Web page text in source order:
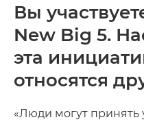
Вы
New Big 5.
эта
относятся
«Люди могут принять